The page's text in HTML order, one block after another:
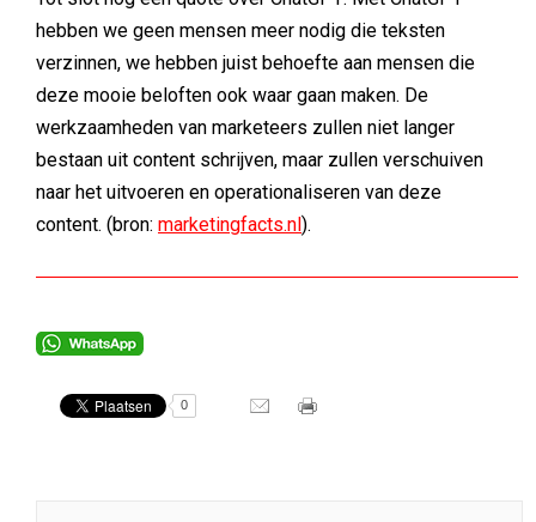
hebben we geen mensen meer nodig die teksten
verzinnen, we hebben juist behoefte aan mensen die
deze mooie beloften ook waar gaan maken. De
werkzaamheden van marketeers zullen niet langer
bestaan uit content schrijven, maar zullen verschuiven
naar het uitvoeren en operationaliseren van deze
content. (bron: marketingfacts.nl).
0